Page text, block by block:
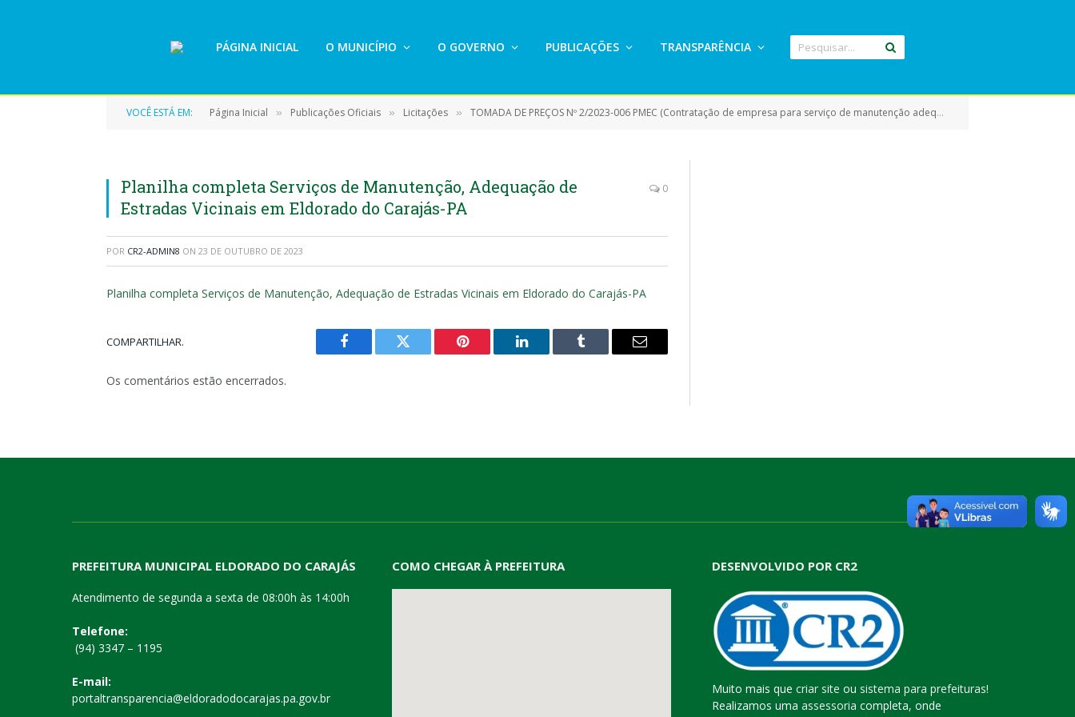
PÁGINA INICIAL O MUNICÍPIO O GOVERNO PUBLICAÇÕES TRANSPARÊNCIA
VOCÊ ESTÁ EM: Página Inicial » Publicações Oficiais » Licitações » TOMADA DE PREÇOS Nº 2/2023-006 PMEC (Contratação de empresa para serviço de manutenção adequação das estradas vicinais de Eldorado do Carajás/PA)
Planilha completa Serviços de Manutenção, Adequação de
Estradas Vicinais em Eldorado do Carajás-PA
0
POR CR2-ADMIN8 ON 23 DE OUTUBRO DE 2023
Planilha completa Serviços de Manutenção, Adequação de Estradas Vicinais em Eldorado do Carajás-PA
COMPARTILHAR.
Facebook Twitter Pinterest LinkedIn Tumblr
E-
Os comentários estão encerrados.
PREFEITURA MUNICIPAL ELDORADO DO CARAJÁS
Atendimento de segunda a sexta de 08:00h às 14:00h
Telefone:
(94) 3347 – 1195
E-mail:
portaltransparencia@eldoradodocarajas.pa.gov.br
COMO CHEGAR À PREFEITURA DESENVOLVIDO POR CR2
Muito mais que criar site ou sistema para prefeituras!
Realizamos uma assessoria completa, onde